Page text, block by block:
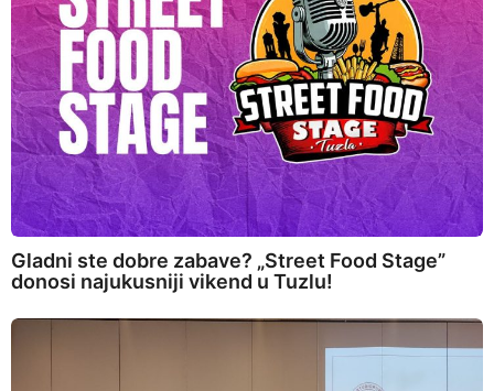
Gladni ste dobre zabave? „Street Food Stage”
donosi najukusniji vikend u Tuzlu!